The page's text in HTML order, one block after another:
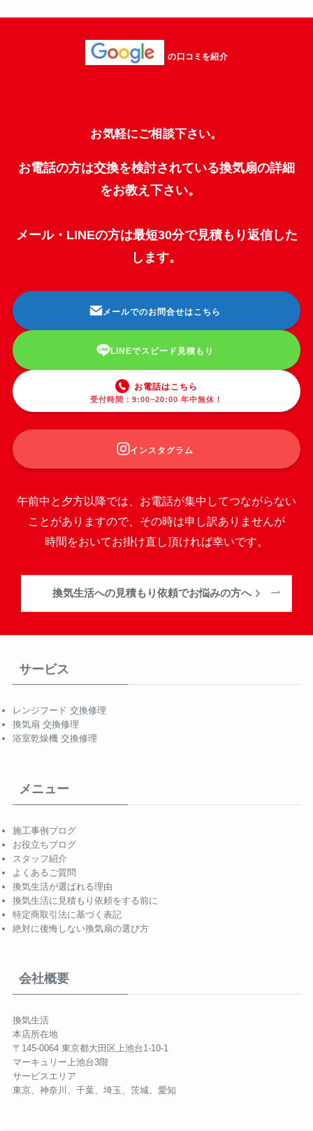
の口コミを紹介
お気軽にご相談下さい。
お電話の方は交換を検討されている換気扇の詳細
をお教え下さい。
メール・LINEの方は最短30分で見積もり返信した
します。
メールでのお問合せはこちら
LINEでスピード見積もり
お電話はこちら
受付時間：9:00~20:00 年中無休！
インスタグラム
午前中と夕方以降では、お電話が集中してつながらない
ことがありますので、その時は申し訳ありませんが
時間をおいてお掛け直し頂ければ幸いです。
換気生活への見積もり依頼でお悩みの方へ
サービス
レンジフード 交換修理
換気扇 交換修理
浴室乾燥機 交換修理
メニュー
施工事例ブログ
お役立ちブログ
スタッフ紹介
よくあるご質問
換気生活が選ばれる理由
換気生活に見積もり依頼をする前に
特定商取引法に基づく表記
絶対に後悔しない換気扇の選び方
会社概要
換気生活
本店所在地
〒145-0064 東京都大田区上池台1-10-1
マーキュリー上池台3階
サービスエリア
東京、神奈川、千葉、埼玉、茨城、愛知